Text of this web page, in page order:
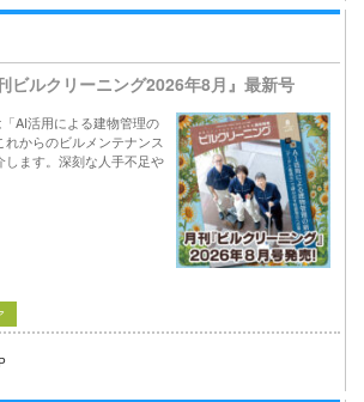
ビルクリーニング2026年8月』最新号
AI活用による建物管理の
からのビルメンテナンス
ます。深刻な人手不足や